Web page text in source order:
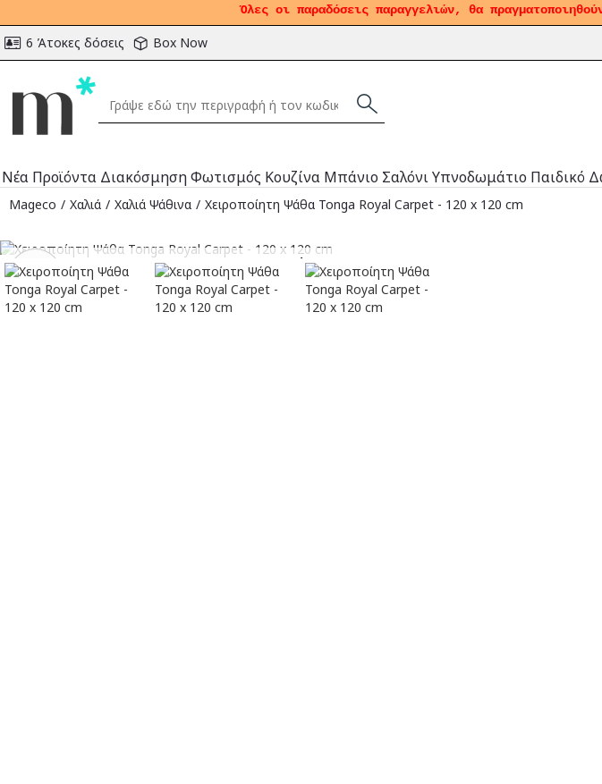
Όλες οι παραδόσεις παραγγελιών, θα
6 Άτοκες δόσεις Box Now
Νέα Προϊόντα ΔιακόσμησηΦωτισμός Κουζίνα Μπάνιο ΣαλόνιΥπνοδωμάτιο Παιδικό
Mageco Χαλιά Χαλιά Ψάθινα Χειροποίητη Ψάθα Tonga Royal Carpet - 120 x 120 cm
-49% Αναμένεται